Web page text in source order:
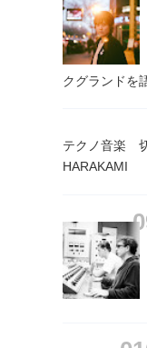
クグランドを
テクノ音楽
HARAKAMI